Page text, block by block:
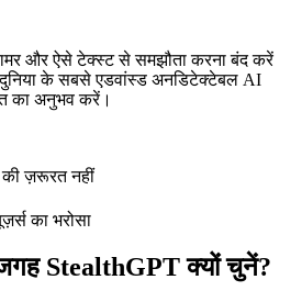
और ऐसे टेक्स्ट से समझौता करना बंद करें
दुनिया के सबसे एडवांस्ड अनडिटेक्टेबल AI
का अनुभव करें।
की ज़रूरत नहीं
का भरोसा
StealthGPT क्यों चुनें?